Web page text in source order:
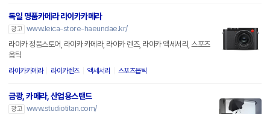
독일 명품카메라 라이카카메라
광고 www.leica-store-haeundae.kr/
라이카 정품스토어, 라이카 카메라, 라이카 렌즈, 라이카 액세서리, 스포츠
옵틱
라이카카메라 라이카렌즈 액세서리 스포츠옵틱
금광, 카메라, 산업용스탠드
광고 www.studiotitan.com/